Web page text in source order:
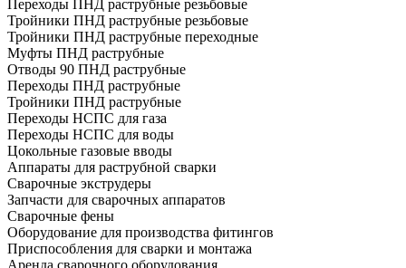
Переходы ПНД раструбные резьбовые
Тройники ПНД раструбные резьбовые
Тройники ПНД раструбные переходные
Муфты ПНД раструбные
Отводы 90 ПНД раструбные
Переходы ПНД раструбные
Тройники ПНД раструбные
Переходы НСПС для газа
Переходы НСПС для воды
Цокольные газовые вводы
Аппараты для раструбной сварки
Сварочные экструдеры
Запчасти для сварочных аппаратов
Сварочные фены
Оборудование для производства фитингов
Приспособления для сварки и монтажа